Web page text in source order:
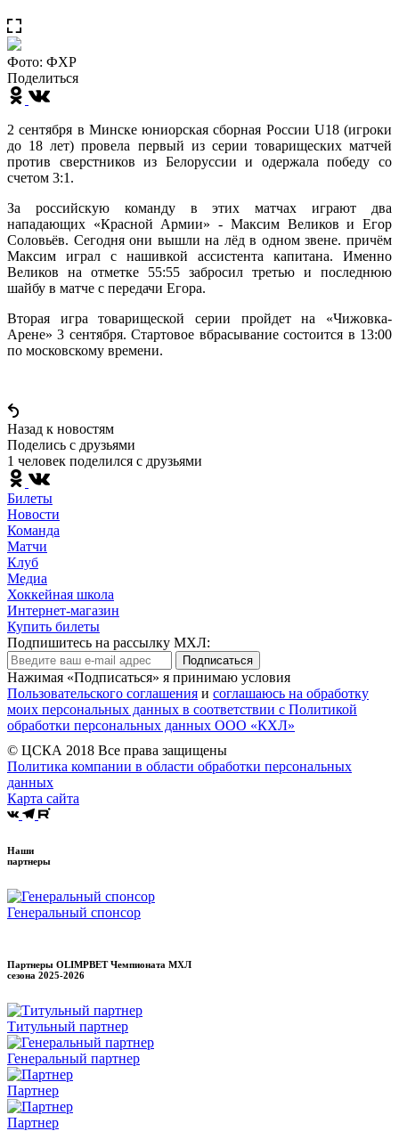
Фото: ФХР
Поделиться
2 сентября в Минске юниорская сборная России U18 (игроки
до 18 лет) провела первый из серии товарищеских матчей
против сверстников из Белоруссии и одержала победу со
счетом 3:1.
За российскую команду в этих матчах играют два
нападающих «Красной Армии» - Максим Великов и Егор
Соловьёв. Сегодня они вышли на лёд в одном звене. причём
Максим играл с нашивкой ассистента капитана. Именно
Великов на отметке 55:55 забросил третью и последнюю
шайбу в матче с передачи Егора.
Вторая игра товарищеской серии пройдет на «Чижовка-
Арене» 3 сентября. Стартовое вбрасывание состоится в 13:00
по московскому времени.
Назад к новостям
Поделись c друзьями
1 человек поделился c друзьями
Билеты
Новости
Команда
Матчи
Клуб
Медиа
Хоккейная школа
Интернет-магазин
Купить билеты
Подпишитесь на рассылку МХЛ:
Подписаться
Нажимая «Подписаться» я принимаю условия
Пользовательского соглашения и соглашаюсь на обработку
моих персональных данных в соответствии с Политикой
обработки персональных данных ООО «КХЛ»
© ЦСКА 2018 Все права защищены
Политика компании в области обработки персональных
данных
Карта сайта
Наши
партнеры
Генеральный спонсор
Партнеры OLIMPBET Чемпионата МХЛ
сезона 2025-2026
Титульный партнер
Генеральный партнер
Партнер
Партнер